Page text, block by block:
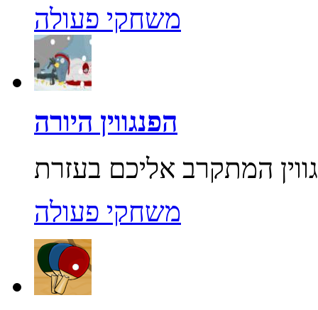
משחקי פעולה
הפנגווין היורה
משחקי פעולה